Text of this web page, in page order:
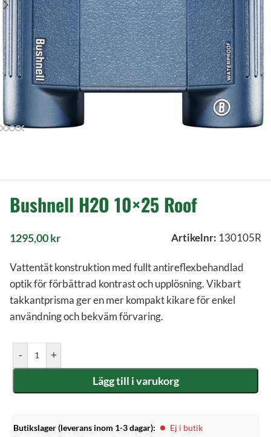
Bushnell H2O 10×25 Roof
1295,00kr Artikelnr: 130105R
Vattentät konstruktion med fullt antireflexbehandlad
optik för förbättrad kontrast och upplösning. Vikbart
takkantprisma ger en mer kompakt kikare för enkel
användning och bekväm förvaring.
- +
Lägg till i varukorg
Butikslager (leverans inom 1-3 dagar):
Ej i butik